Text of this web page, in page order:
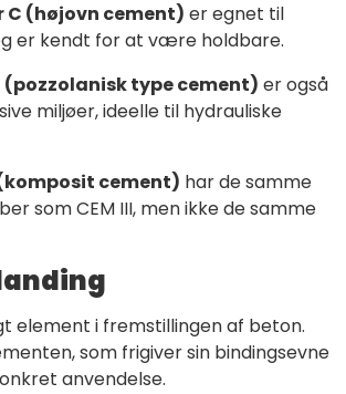
C (højovn cement) er egnet til
er kendt for at være holdbare.
(pozzolanisk type cement) er også
miljøer, ideelle til hydrauliske
(komposit cement) har de samme
som CEM III, men ikke de samme
element i fremstillingen af beton.
som frigiver sin bindingsevne
anvendelse.